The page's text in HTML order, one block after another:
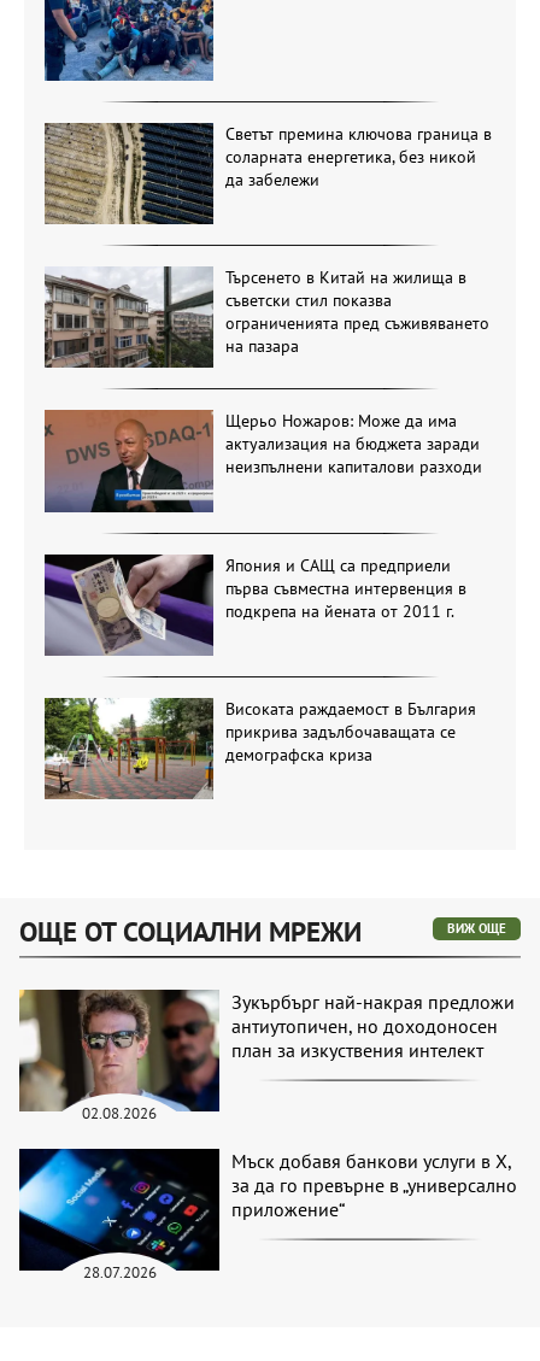
Светът премина ключова граница в
соларната енергетика, без никой
да забележи
Търсенето в Китай на жилища в
съветски стил показва
ограниченията пред съживяването
на пазара
Щерьо Ножаров: Може да има
актуализация на бюджета заради
неизпълнени капиталови разходи
Япония и САЩ са предприели
първа съвместна интервенция в
подкрепа на йената от 2011 г.
Високата раждаемост в България
прикрива задълбочаващата се
демографска криза
ОЩЕ ОТ СОЦИАЛНИ МРЕЖИ ВИЖ ОЩЕ
02.08.2026
Зукърбърг най-накрая предложи
антиутопичен, но доходоносен
план за изкуствения интелект
28.07.2026
Мъск добавя банкови услуги в X,
за да го превърне в „универсално
приложение“